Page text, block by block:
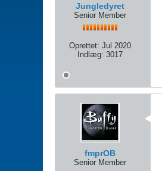
Jungledyret
Senior Member
Oprettet: Jul 2020
Indlæg: 3017
fmprOB
Senior Member